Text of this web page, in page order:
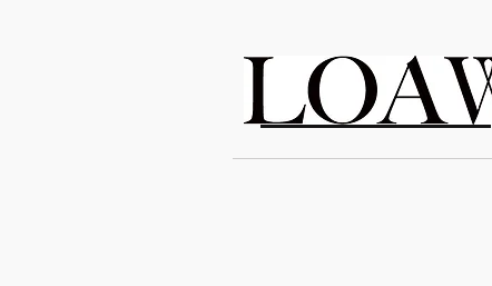
LOAWe